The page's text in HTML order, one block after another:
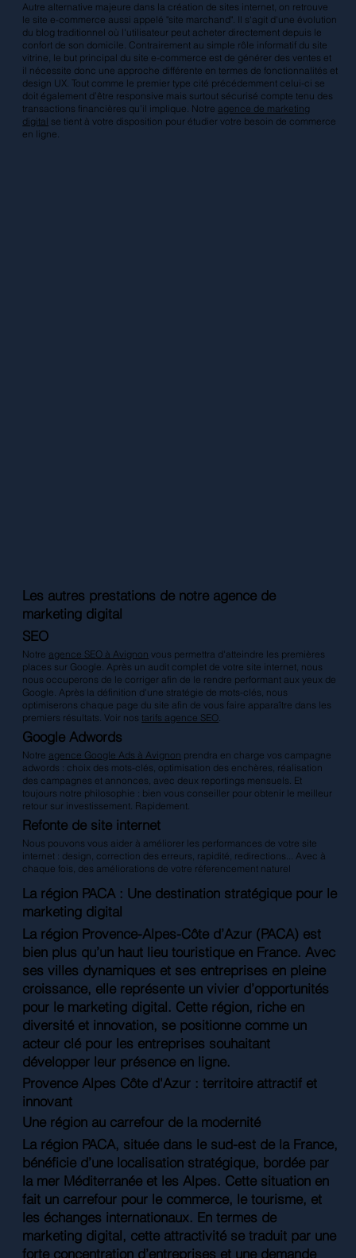
Autre alternative majeure dans la création de sites internet, on retrouve
le site e-commerce aussi appelé "site marchand". Il s'agit d'une évolution
du blog traditionnel où l'utilisateur peut acheter directement depuis le
confort de son domicile. Contrairement au simple rôle informatif du site
vitrine, le but principal du site e-commerce est de générer des ventes et
il nécessite donc une approche différente en termes de fonctionnalités et
design UX. Tout comme le premier type cité précédemment celui-ci se
doit également d’être responsive mais surtout sécurisé compte tenu des
transactions financières qu’il implique. Notre agence de marketing
digital se tient à votre disposition pour étudier votre besoin de commerce
en ligne.
Les autres prestations de notre agence de
marketing digital
SEO
Notre agence SEO à Avignon vous permettra d'atteindre les premières
places sur Google. Après un audit complet de votre site internet, nous
nous occuperons de le corriger afin de le rendre performant aux yeux de
Google. Après la définition d'une stratégie de mots-clés, nous
optimiserons chaque page du site afin de vous faire apparaître dans les
premiers résultats. Voir nos tarifs agence SEO.
Google Adwords
Notre agence Google Ads à Avignon prendra en charge vos campagne
adwords : choix des mots-clés, optimisation des enchères, réalisation
des campagnes et annonces, avec deux reportings mensuels. Et
toujours notre philosophie : bien vous conseiller pour obtenir le meilleur
retour sur investissement. Rapidement.
Refonte de site internet
Nous pouvons vous aider à améliorer les performances de votre site
internet : design, correction des erreurs, rapidité, redirections... Avec à
chaque fois, des améliorations de votre réferencement naturel
La région PACA : Une destination stratégique pour le
marketing digital
La région Provence-Alpes-Côte d’Azur (PACA) est
bien plus qu’un haut lieu touristique en France. Avec
ses villes dynamiques et ses entreprises en pleine
croissance, elle représente un vivier d’opportunités
pour le marketing digital. Cette région, riche en
diversité et innovation, se positionne comme un
acteur clé pour les entreprises souhaitant
développer leur présence en ligne.
Provence Alpes Côte d'Azur : territoire attractif et
innovant
Une région au carrefour de la modernité
La région PACA, située dans le sud-est de la France,
bénéficie d’une localisation stratégique, bordée par
la mer Méditerranée et les Alpes. Cette situation en
fait un carrefour pour le commerce, le tourisme, et
les échanges internationaux. En termes de
marketing digital, cette attractivité se traduit par une
forte concentration d’entreprises et une demande